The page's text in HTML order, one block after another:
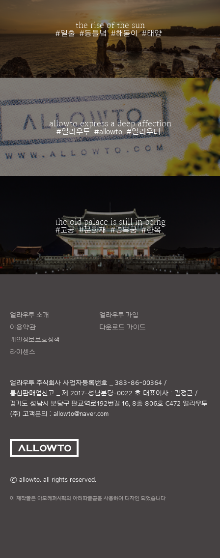
the rise of the sun
#일출 #동틀녘 #해돋이 #태양
allowto express a deep affection
#얼라우투 #allowto #얼라우터
the old palace is still in being
#고궁 #문화재 #경복궁 #한옥
얼라우투 소개
이용약관
개인정보보호정책
라이센스
얼라우투 가입
다운로드 가이드
얼라우투 주식회사 사업자등록번호 _ 383-86-00364 /
통신판매업신고 _ 제 2017-성남분당-0022 호 대표이사 : 김정근 /
경기도 성남시 분당구 판교역로192번길 16, 8층 806호 C472 얼라우투
(주) 고객문의 : allowto@naver.com
ⓒ allowto. all rights reserved.
이 제작물은 아모레퍼시픽의 아리따글꼴을 사용하여 디자인 되었습니다